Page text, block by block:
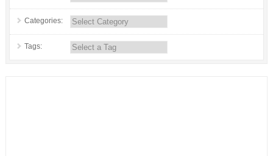
Categories:
Tags: